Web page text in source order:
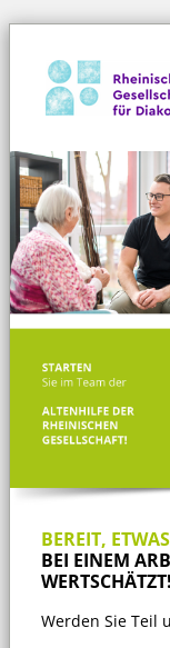
BEREIT,
BEI EINEM
WERTSCHÄTZT!
Werden Sie Teil